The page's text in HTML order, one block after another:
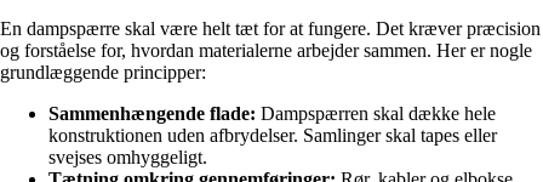
En dampspærre skal være helt tæt for at fungere. Det kræver præcision
og forståelse for, hvordan materialerne arbejder sammen. Her er nogle
grundlæggende principper:
Sammenhængende flade: Dampspærren skal dække hele
konstruktionen uden afbrydelser. Samlinger skal tapes eller
svejses omhyggeligt.